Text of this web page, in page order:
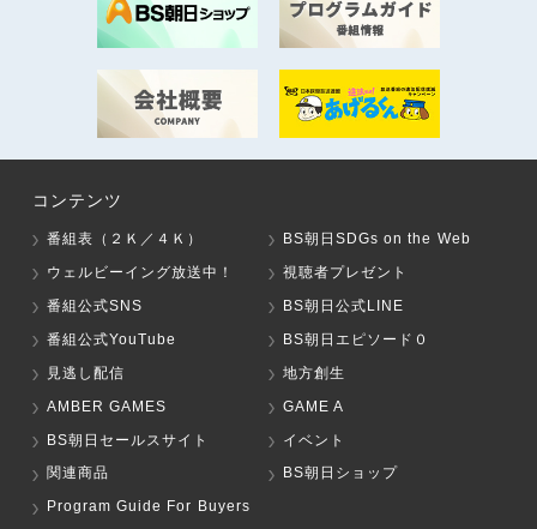
コンテンツ
番組表（２Ｋ／４Ｋ）
BS朝日SDGs on the Web
ウェルビーイング放送中！
視聴者プレゼント
番組公式SNS
BS朝日公式LINE
番組公式YouTube
BS朝日エピソード０
見逃し配信
地方創生
AMBER GAMES
GAME A
BS朝日セールスサイト
イベント
関連商品
BS朝日ショップ
Program Guide For Buyers